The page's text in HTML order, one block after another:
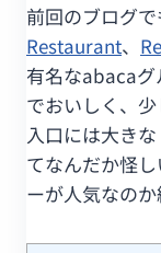
前回のブログ
Restaurant、
有名なabacaグ
でおいしく、
入口には大き
てなんだか怪
ーが人気なの